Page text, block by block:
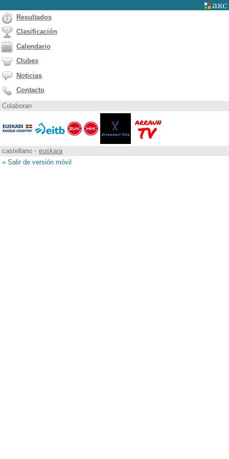
Resultados
Clasificación
Calendario
Clubes
Noticias
Contacto
Colaboran
castellano • euskara
« Salir de versión móvil